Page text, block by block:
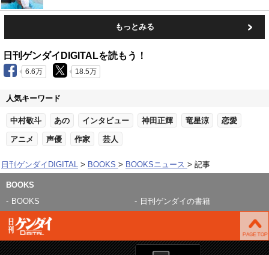
もっとみる
日刊ゲンダイDIGITALを読もう！
6.6万 18.5万
人気キーワード
中村敬斗 あの インタビュー 神田正輝 竜星涼 恋愛
アニメ 声優 作家 芸人
日刊ゲンダイDIGITAL BOOKS BOOKSニュース 記事
BOOKS
BOOKS
日刊ゲンダイの書籍